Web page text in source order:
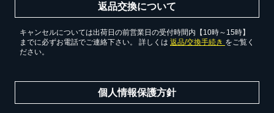
返品交換について
キャンセルについては出荷日の前営業日の受付時間内【10時～15時】
までに必ずお電話でご連絡下さい。 詳しくは 返品/交換手続き をご覧く
ださい。
個人情報保護方針